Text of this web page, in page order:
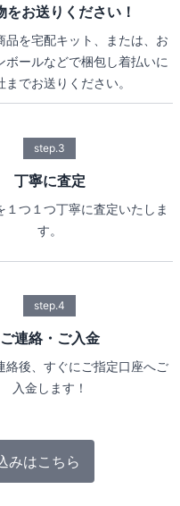
をお送りください！
品を宅配キット、または、お
ボールなどで梱包し着払いに
までお送りください。
step.3
丁寧に査定
１つ１つ丁寧に査定いたしま
す。
step.4
ご連絡・ご入金
絡後、すぐにご指定口座へご
入金します！
みはこちら